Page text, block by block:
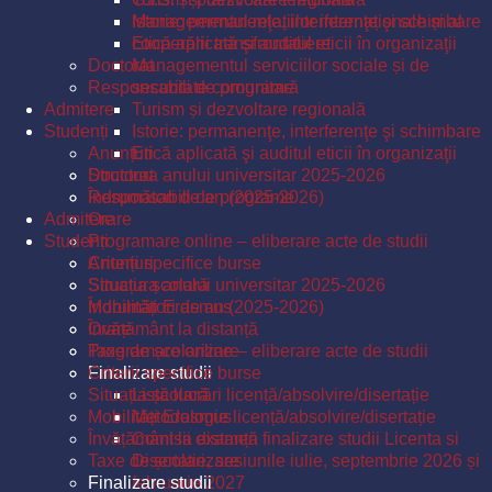
Istorie: permanenţe, interferenţe şi schimbare
Etică aplicată şi auditul eticii în organizaţii
Doctorat
Responsabili de programe
Admitere
Studenți
Anunțuri
Structura anului universitar 2025-2026
Îndrumători de an (2025-2026)
Orare
Programare online – eliberare acte de studii
Criterii specifice burse
Situația școlară
Mobilități Erasmus
Învățământ la distanță
Taxe de școlarizare
Finalizare studii
Listă lucrări licență/absolvire/disertație
Metodologie licență/absolvire/disertație
Comisii examen finalizare studii Licenta si
Disertatie, sesiunile iulie, septembrie 2026 și
februarie 2027
Managementul relațiilor internaționale și al
cooperării transfrontaliere
Managementul serviciilor sociale și de
securitate comunitară
Turism și dezvoltare regională
Istorie: permanenţe, interferenţe şi schimbare
Etică aplicată şi auditul eticii în organizaţii
Doctorat
Responsabili de programe
Admitere
Studenți
Anunțuri
Structura anului universitar 2025-2026
Îndrumători de an (2025-2026)
Orare
Programare online – eliberare acte de studii
Criterii specifice burse
Situația școlară
Mobilități Erasmus
Învățământ la distanță
Taxe de școlarizare
Finalizare studii